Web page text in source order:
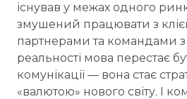
існував у межах одного
змушений працювати з
партнерами та командами з
реальності мова перестає
комунікації — вона стає
«валютою» нового світу. І